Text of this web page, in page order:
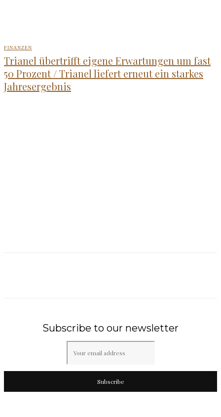
FINANZEN
Trianel übertrifft eigene Erwartungen um fast
50 Prozent / Trianel liefert erneut ein starkes
Jahresergebnis
Subscribe to our newsletter
Subscribe